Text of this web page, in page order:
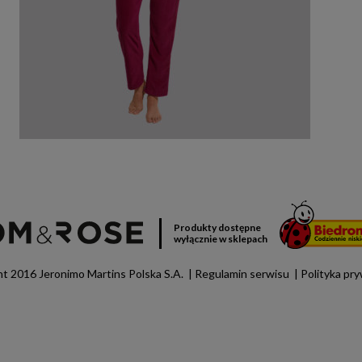
Produkty dostępne
wyłącznie w sklepach
2016 Jeronimo Martins Polska S.A. Regulamin serwisu Polityka